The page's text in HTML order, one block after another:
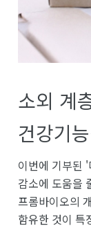
소외 계
건강기
이번에 기부된
감소에 도움을
프롬바이오의
함유한 것이 특